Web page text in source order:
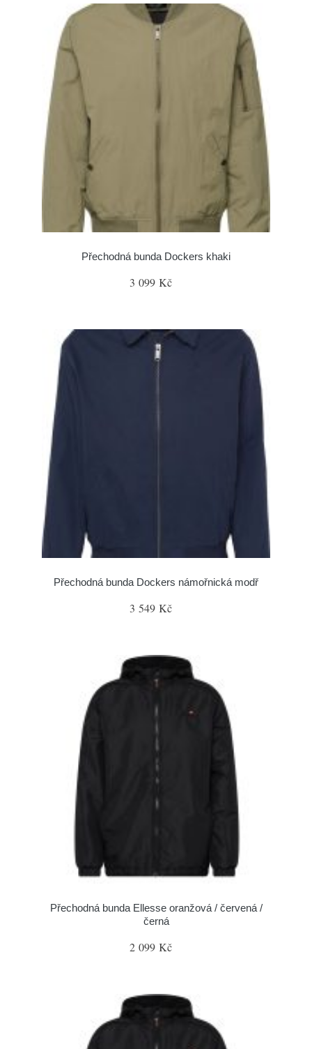
Přechodná bunda Dockers khaki
3 099 Kč
Přechodná bunda Dockers námořnická modř
3 549 Kč
Přechodná bunda Ellesse oranžová / červená /
černá
2 099 Kč